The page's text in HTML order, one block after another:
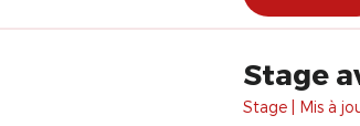
Stage
Stage | Mis à